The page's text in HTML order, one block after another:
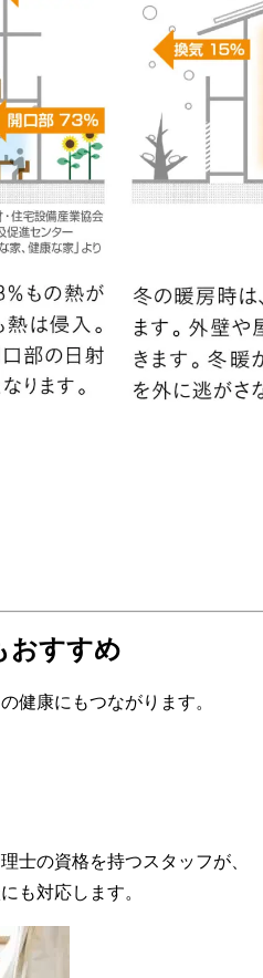
おすすめ
健康にもつながります。
士の資格を持つスタッフが、
も対応します。